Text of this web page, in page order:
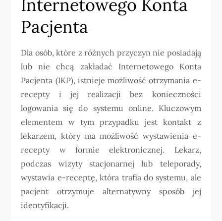
Internetowego Konta
Pacjenta
Dla osób, które z różnych przyczyn nie posiadają
lub nie chcą zakładać Internetowego Konta
Pacjenta (IKP), istnieje możliwość otrzymania e-
recepty i jej realizacji bez konieczności
logowania się do systemu online. Kluczowym
elementem w tym przypadku jest kontakt z
lekarzem, który ma możliwość wystawienia e-
recepty w formie elektronicznej. Lekarz,
podczas wizyty stacjonarnej lub teleporady,
wystawia e-receptę, która trafia do systemu, ale
pacjent otrzymuje alternatywny sposób jej
identyfikacji.